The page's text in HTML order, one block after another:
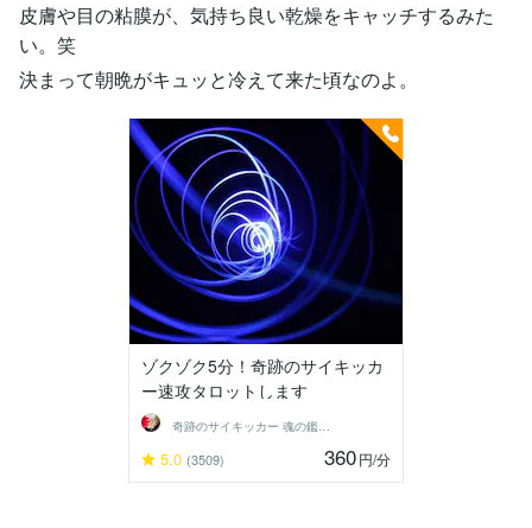
皮膚や目の粘膜が、気持ち良い乾燥をキャッチするみた
い。笑
決まって朝晩がキュッと冷えて来た頃なのよ。
ゾクゾク5分！奇跡のサイキッカ
ー速攻タロットします
奇跡のサイキッカー 魂の鑑定師 ステラ
5.0 (3509) 360円/分